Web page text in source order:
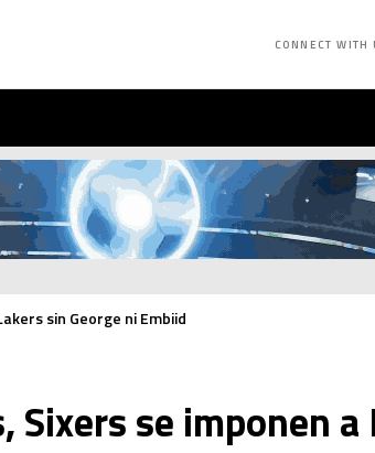
CONNECT WITH
sin George ni Embiid
se imponen a